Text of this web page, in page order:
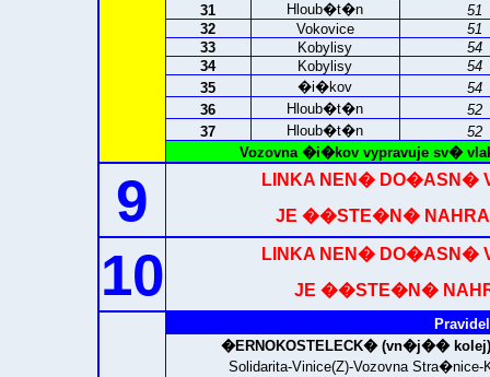
31
Hloub�t�n
51
32
Vokovice
51
33
Kobylisy
54
34
Kobylisy
54
35
�i�kov
54
36
Hloub�t�n
52
37
Hloub�t�n
52
Vozovna �i�kov vypravuje sv�
9
LINKA NEN� DO�ASN�
JE ��STE�N�
10
LINKA NEN� DO�ASN�
JE ��STE�N�
�ERNOKOSTELECK� (vn�j��
Solidarita-Vinice(Z)-Vozovna